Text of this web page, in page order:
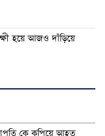
হয়ে আজও দাঁড়িয়ে